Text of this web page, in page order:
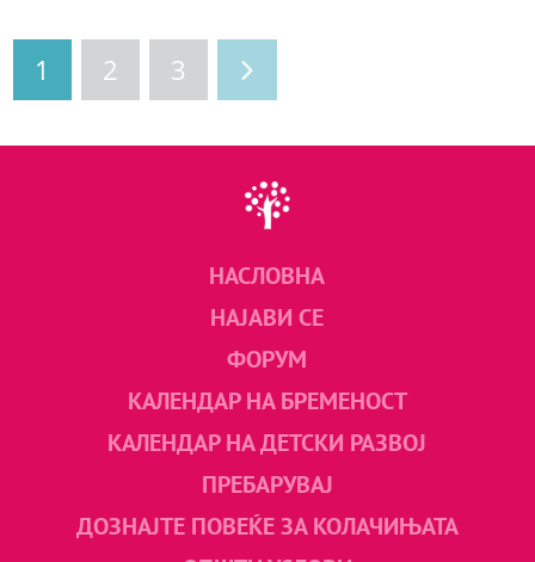
1 2 3
НАСЛОВНА
НАЈАВИ СЕ
ФОРУМ
КАЛЕНДАР НА БРЕМЕНОСТ
КАЛЕНДАР НА ДЕТСКИ РАЗВОЈ
ПРЕБАРУВАЈ
ДОЗНАЈТЕ ПОВЕЌЕ ЗА КОЛАЧИЊАТА